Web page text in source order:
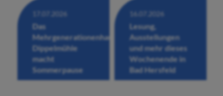
17.07.2026
Das
Mehrgenerationenhaus
Dippelmühle
macht
Sommerpause
16.07.2026
Lesung,
Ausstellungen
und mehr dieses
Wochenende in
Bad Hersfeld